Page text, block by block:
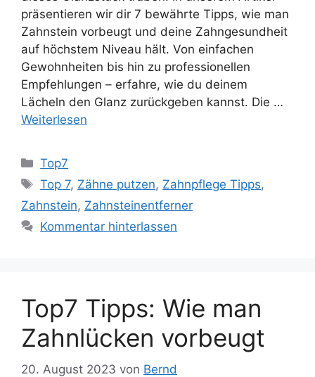
präsentieren wir dir 7 bewährte Tipps, wie man
Zahnstein vorbeugt und deine Zahngesundheit
auf höchstem Niveau hält. Von einfachen
Gewohnheiten bis hin zu professionellen
Empfehlungen – erfahre, wie du deinem
Lächeln den Glanz zurückgeben kannst. Die …
Weiterlesen
Kategorien
Top7
Schlagwörter
Top 7, Zähne putzen, Zahnpflege Tipps,
Zahnstein, Zahnsteinentferner
Kommentar hinterlassen
Top7 Tipps: Wie man
Zahnlücken vorbeugt
20. August 2023 von Bernd